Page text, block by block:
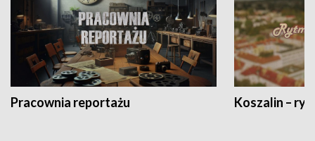
Pracownia reportażu Koszalin –